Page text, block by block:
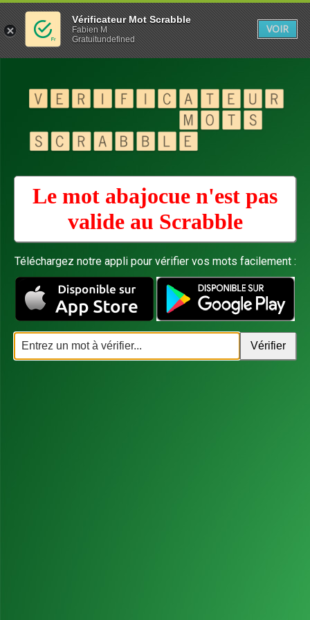
Le mot abajocue n'est pas
valide au Scrabble
Téléchargez notre appli pour vérifier vos mots facilement :
Vérificateur Mot Scrabble
Fabien M
Gratuitundefined
VOIR